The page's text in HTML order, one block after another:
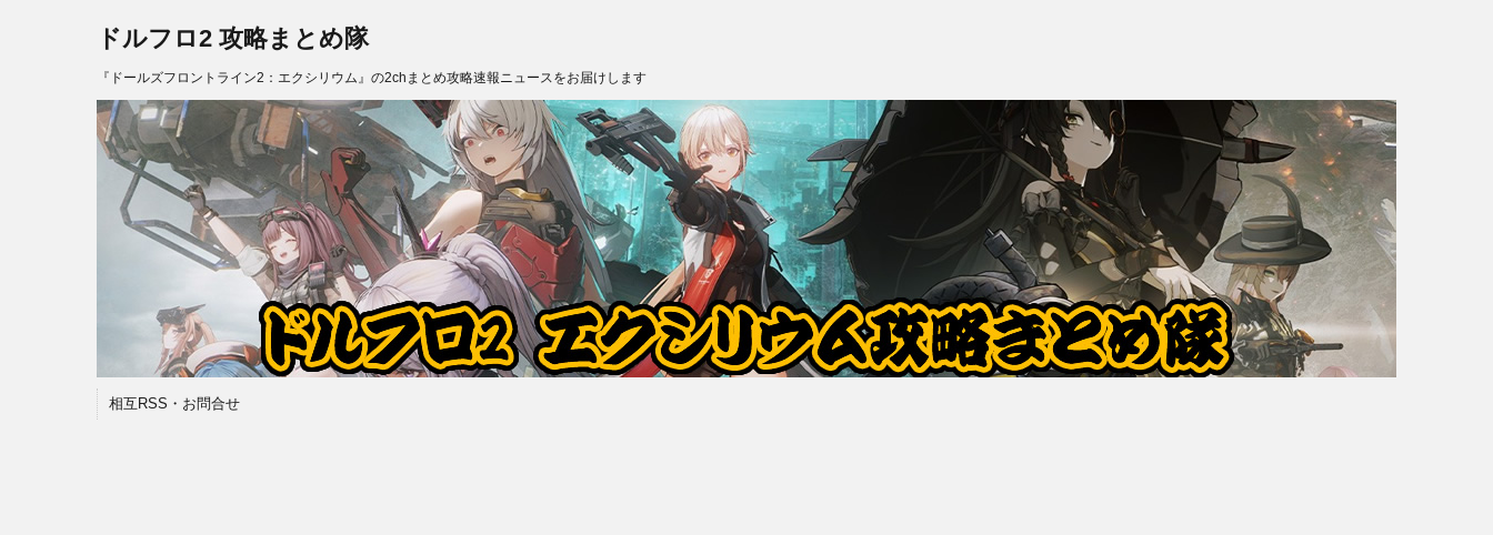
ドルフロ2 攻略まとめ隊
『ドールズフロントライン2：エクシリウム』の2chまとめ攻略速報ニュースをお届けします
相互RSS・お問合せ